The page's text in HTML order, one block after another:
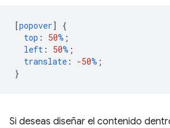
[popover]
{
top : 50% ;
left : 50% ;
translate : -50% ;
}
Si deseas diseñar el contenido